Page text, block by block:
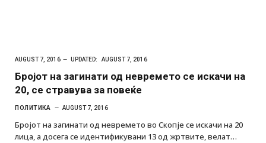
AUGUST 7, 2016 UPDATED: AUGUST 7, 2016
Бројот на загинати од невремето се искачи на
20, се стравува за повеќе
ПОЛИТИКА AUGUST 7, 2016
Бројот на загинати од невремето во Скопје се искачи на 20
лица, а досега се идентификувани 13 од жртвите, велат…